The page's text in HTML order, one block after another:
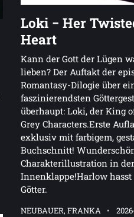
Loki − Her
Heart
Kann der Gott der Lügen
lieben? Der Auftakt der
Romantasy-Dilogie über
faszinierendsten
überhaupt: Loki, der King
Grey Characters.Erste
exklusiv mit farbigem,
Buchschnitt!
Charakterillustration in der
Innenklappe!Harlow hasst
Götter.
NEUBAUER, FRANKA